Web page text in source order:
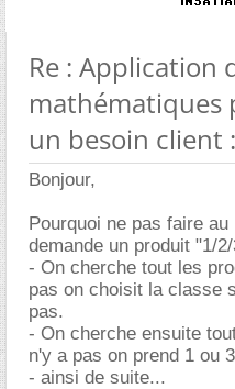
Re : Application
mathématiques
un besoin client
Bonjour,
Pourquoi ne pas faire
demande un produit "1/
- On cherche tout les
pas on choisit la classe
pas.
- On cherche ensuite
n'y a pas on prend 1 ou
- ainsi de suite...